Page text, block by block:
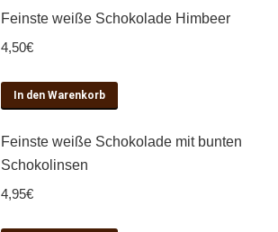
Feinste weiße Schokolade Himbeer
4,50€
In den Warenkorb
Feinste weiße Schokolade mit bunten
Schokolinsen
4,95€